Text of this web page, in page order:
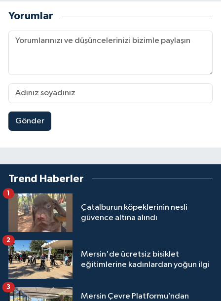
Yorumlar
Gönder
Trend Haberler
Çatalburun köpeklerinin nesli
güvence altına alındı
1
Mersin'de ücretsiz bisiklet
eğitimlerine kadınlardan yoğun ilgi
2
Mersin Çevre Platformu’ndan
3